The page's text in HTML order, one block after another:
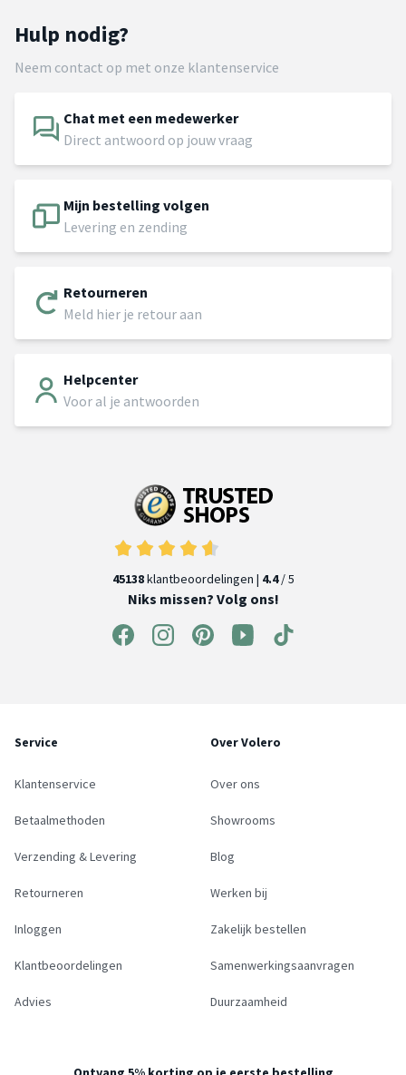
Hulp nodig?
Neem contact op met onze klantenservice
Chat met een medewerker
Direct antwoord op jouw vraag
Mijn bestelling volgen
Levering en zending
Retourneren
Meld hier je retour aan
Helpcenter
Voor al je antwoorden
45138klantbeoordelingen | 4.4/ 5
Niks missen? Volg ons!
Service
Klantenservice
Betaalmethoden
Verzending & Levering
Retourneren
Inloggen
Klantbeoordelingen
Advies
Over Volero
Over ons
Showrooms
Blog
Werken bij
Zakelijk bestellen
Samenwerkingsaanvragen
Duurzaamheid